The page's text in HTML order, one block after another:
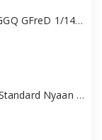
Mô hình Gundam Bandai HGGQ GFreD 1/144 [GDB] [BHG]
Mô hình Bandai Figure-rise Standard Nyaan - Gundam GQuuuuuuX [GDB] [FRS]